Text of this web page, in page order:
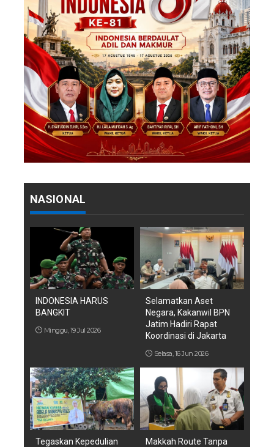
NASIONAL
INDONESIA HARUS
BANGKIT
Minggu, 19 Jul 2026
Selamatkan Aset
Negara, Kakanwil BPN
Jatim Hadiri Rapat
Koordinasi di Jakarta
Selasa, 16 Jun 2026
Tegaskan Kepedulian
Makkah Route Tanpa